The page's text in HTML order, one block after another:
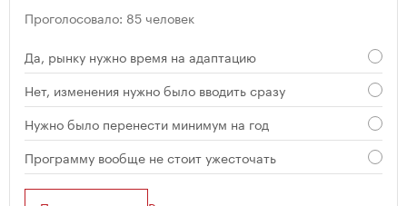
Проголосовало: 85 человек
Да, рынку нужно время на адаптацию
Нет, изменения нужно было вводить сразу
Нужно было перенести минимум на год
Программу вообще не стоит ужесточать